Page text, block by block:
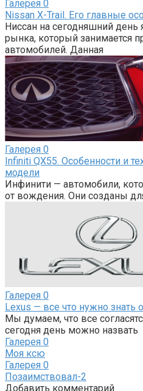
Галерея 0
Nissan X-Trail. Его главные
Ниссан на сегодняшний день
рынка, который занимается
автомобилей. Данная
Галерея 0
Infiniti QX55. Особенности и
модели
Инфинити — автомобили,
от вождения. Они созданы
Галерея 0
Lexus — все что нужно знать
Мы думаем, что все
сегодня день можно назвать
Галерея 0
Моя ксю
Галерея 0
Позаимствовал-2
Добавить комментарий